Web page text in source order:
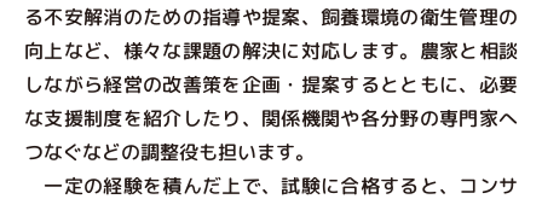
る不安解消のための指導や提案、飼養環境の衛生管理の
向上など、様々な課題の解決に対応します。農家と相談
しながら経営の改善策を企画・提案するとともに、必要
な支援制度を紹介したり、関係機関や各分野の専門家へ
つなぐなどの調整役も担います。
一定の経験を積んだ上で、試験に合格すると、コンサ